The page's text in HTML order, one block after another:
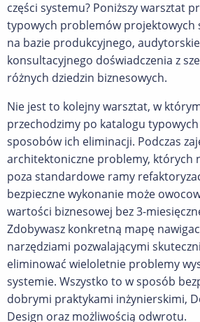
części systemu? Poniższy warsztat
typowych problemów projektowych
na bazie produkcyjnego,
konsultacyjnego doświadczenia z
różnych dziedzin biznesowych.
Nie jest to kolejny warsztat, w
przechodzimy po katalogu typowych
sposobów ich eliminacji. Podczas
architektoniczne problemy, których
poza standardowe ramy
bezpieczne wykonanie może
wartości biznesowej bez 3-
Zdobywasz konkretną mapę
narzędziami pozwalającymi
eliminować wieloletnie problemy
systemie. Wszystko to w sposób
dobrymi praktykami inżynierskimi,
Design oraz możliwością odwrotu.